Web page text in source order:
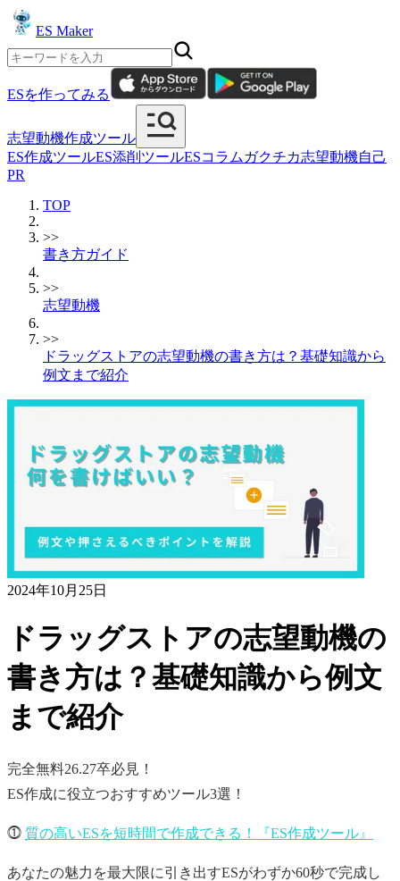
ES Maker
ESを作ってみる
志望動機作成ツール
ES作成ツールES添削ツールESコラム ガクチカ志望動機自己
PR
TOP
>>
書き方ガイド
>>
志望動機
>>
ドラッグストアの志望動機の書き方は？基礎知識から
例文まで紹介
2024年10月25日
ドラッグストアの志望動機の
書き方は？基礎知識から例文
まで紹介
完全無料26.27卒必見！
ES作成に役立つおすすめツール3選！
⓵ 質の高いESを短時間で作成できる！『ES作成ツール』
あなたの魅力を最大限に引き出すESがわずか60秒で完成し